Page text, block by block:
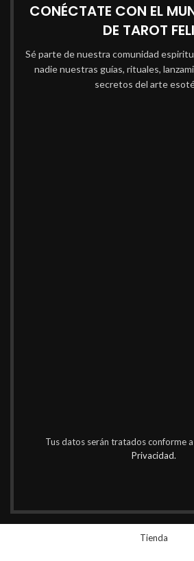
CONÉCTATE CON EL
DE TAROT
Sé parte de nuestra comunidad
nadie nuestras guías, rituales,
secretos del arte
Tus datos serán tratados conforme
Privacidad.
Tienda